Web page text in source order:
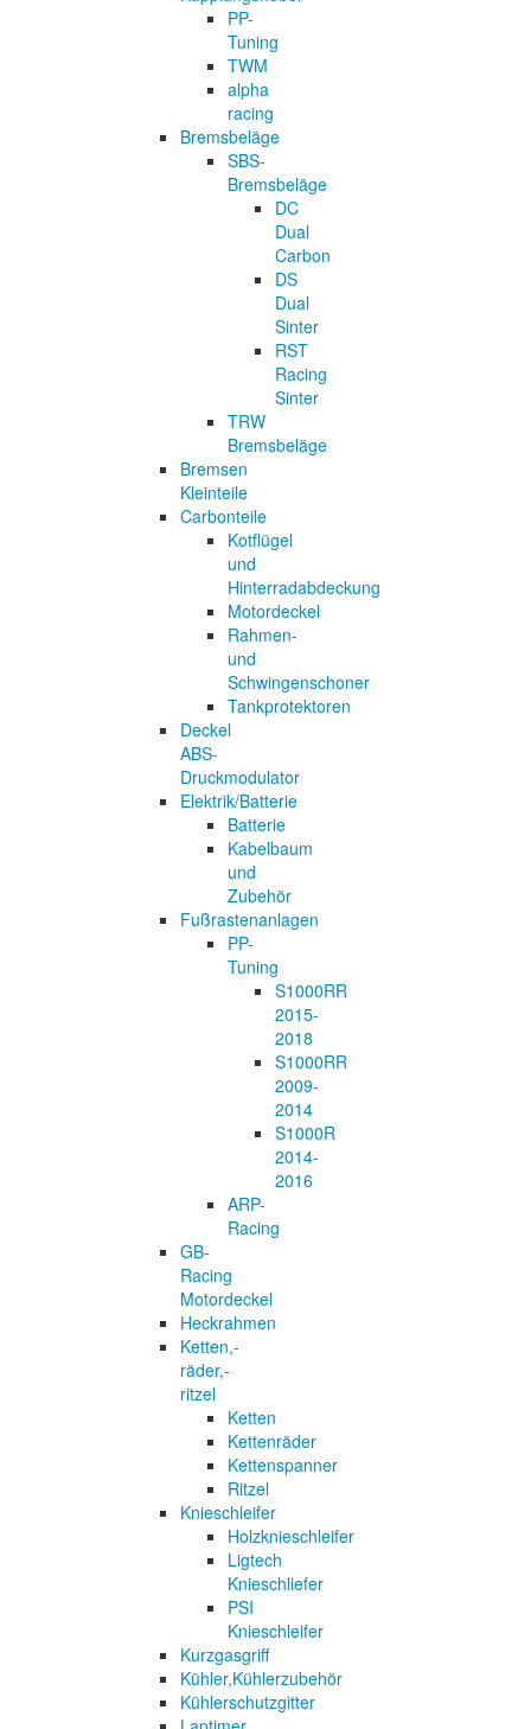
PP-
Tuning
TWM
alpha
racing
Bremsbeläge
SBS-
Bremsbeläge
DC
Dual
Carbon
DS
Dual
Sinter
RST
Racing
Sinter
TRW
Bremsbeläge
Bremsen
Kleinteile
Carbonteile
Kotflügel
und
Hinterradabdeckung
Motordeckel
Rahmen-
und
Schwingenschoner
Tankprotektoren
Deckel
ABS-
Druckmodulator
Elektrik/Batterie
Batterie
Kabelbaum
und
Zubehör
Fußrastenanlagen
PP-
Tuning
S1000RR
2015-
2018
S1000RR
2009-
2014
S1000R
2014-
2016
ARP-
Racing
GB-
Racing
Motordeckel
Heckrahmen
Ketten,-
räder,-
ritzel
Ketten
Kettenräder
Kettenspanner
Ritzel
Knieschleifer
Holzknieschleifer
Ligtech
Knieschliefer
PSI
Knieschleifer
Kurzgasgriff
Kühler,Kühlerzubehör
Kühlerschutzgitter